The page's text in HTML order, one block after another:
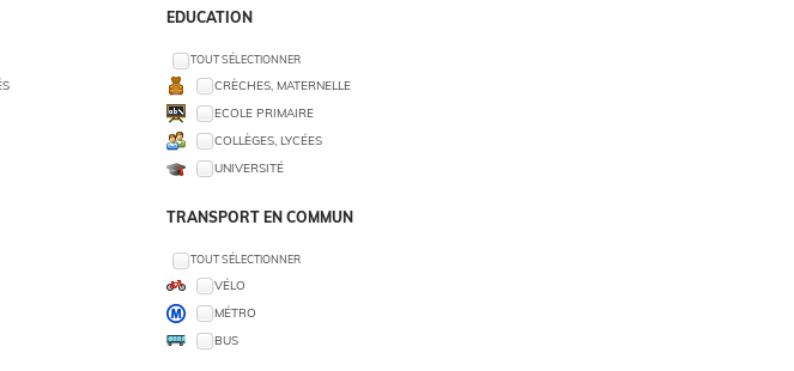
EDUCATION
TOUT SÉLECTIONNER
CRÈCHES, MATERNELLE
ECOLE PRIMAIRE
COLLÈGES, LYCÉES
UNIVERSITÉ
TRANSPORT EN COMMUN
TOUT SÉLECTIONNER
VÉLO
MÉTRO
BUS